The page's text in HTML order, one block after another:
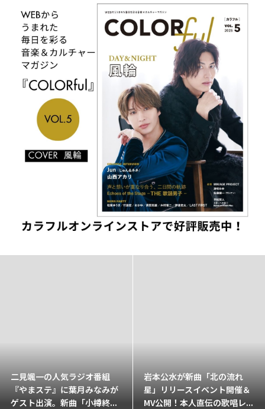
二見颯一の人気ラジオ番組
『やまステ』に葉月みなみが
ゲスト出演。新曲「小樽終...
岩本公水が新曲「北の流れ
星」リリースイベント開催＆
MV公開！本人直伝の歌唱レ...